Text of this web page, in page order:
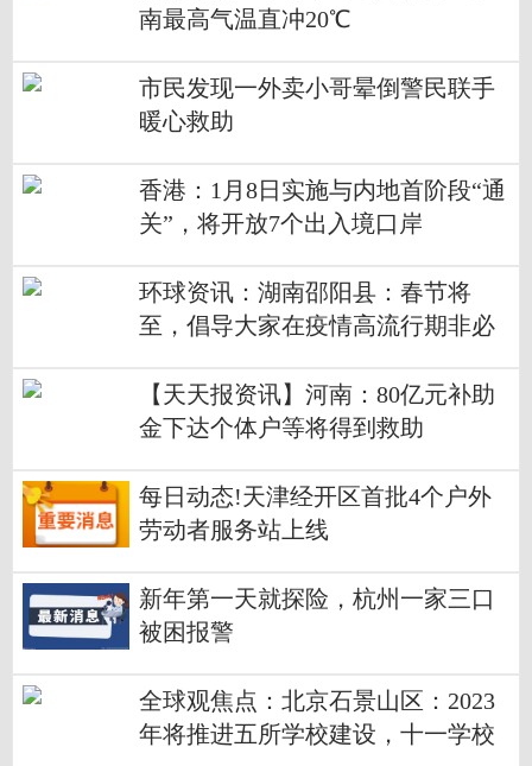
南最高气温直冲20℃
市民发现一外卖小哥晕倒警民联手
暖心救助
香港：1月8日实施与内地首阶段“通
关”，将开放7个出入境口岸
环球资讯：湖南邵阳县：春节将
至，倡导大家在疫情高流行期非必
【天天报资讯】河南：80亿元补助
金下达个体户等将得到救助
每日动态!天津经开区首批4个户外
劳动者服务站上线
新年第一天就探险，杭州一家三口
被困报警
全球观焦点：北京石景山区：2023
年将推进五所学校建设，十一学校